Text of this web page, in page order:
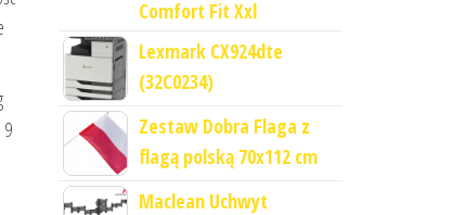
Comfort Fit Xxl
Lexmark CX924dte
(32C0234)
Zestaw Dobra Flaga z
flagą polską 70x112 cm
Maclean Uchwyt